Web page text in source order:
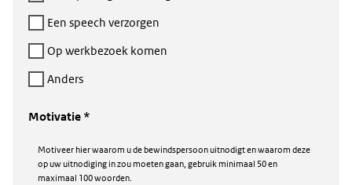
Een speech verzorgen
Op werkbezoek komen
Anders
Motivatie *
Motiveer hier waarom u de bewindspersoon uitnodigt en waarom deze
op uw uitnodiging in zou moeten gaan, gebruik minimaal 50 en
maximaal 100 woorden.